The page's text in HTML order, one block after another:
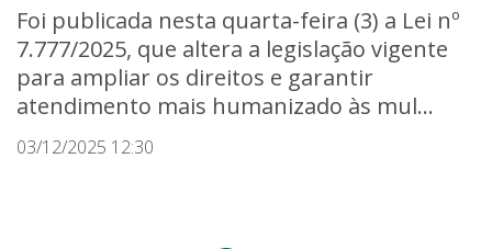
Foi publicada nesta quarta-feira (3) a Lei nº
7.777/2025, que altera a legislação vigente
para ampliar os direitos e garantir
atendimento mais humanizado às mul...
03/12/2025 12:30